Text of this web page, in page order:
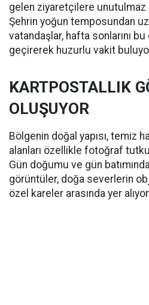
gelen ziyaretçilere unutulmaz
Şehrin yoğun temposundan
vatandaşlar, hafta sonlarını
geçirerek huzurlu vakit
KARTPOSTALLIK
OLUŞUYOR
Bölgenin doğal yapısı, temiz
alanları özellikle fotoğraf
Gün doğumu ve gün
görüntüler, doğa severlerin
özel kareler arasında yer